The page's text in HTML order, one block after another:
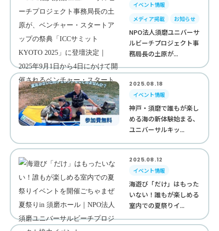
イベント情報
メディア掲載
お知らせ
NPO法人須磨ユニバーサ
ルビーチプロジェクト事
務局長の土原が...
2025.08.18
イベント情報
神戸・須磨で誰もが楽し
める海の新体験始まる、
ユニバーサルキッ...
2025.08.12
イベント情報
海遊び「だけ」はもった
いない！誰もが楽しめる
室内での夏祭りイ...